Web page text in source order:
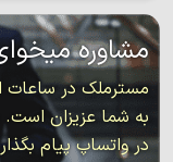
مشاوره
مسترملک در ساعات
به شما عزیزان است.
در واتساپ پیام